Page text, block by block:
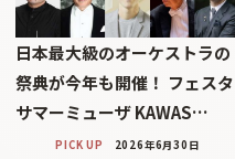
日本最大級のオーケストラの
祭典が今年も開催！ フェスタ
サマーミューザ KAWAS…
PICK UP 2026年6月30日